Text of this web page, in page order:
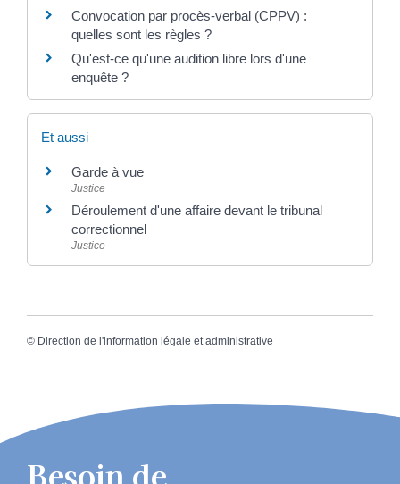
Convocation par procès-verbal (CPPV) :
quelles sont les règles ?
Qu'est-ce qu'une audition libre lors d'une
enquête ?
Et aussi
Garde à vue
Justice
Déroulement d'une affaire devant le tribunal
correctionnel
Justice
© Direction de l'information légale et administrative
Besoin de